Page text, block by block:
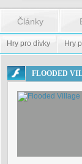
Články
Hry pro dívky Hry
FLOODED